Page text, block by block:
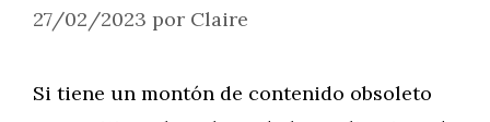
27/02/2023 por Claire
Si tiene un montón de contenido obsoleto